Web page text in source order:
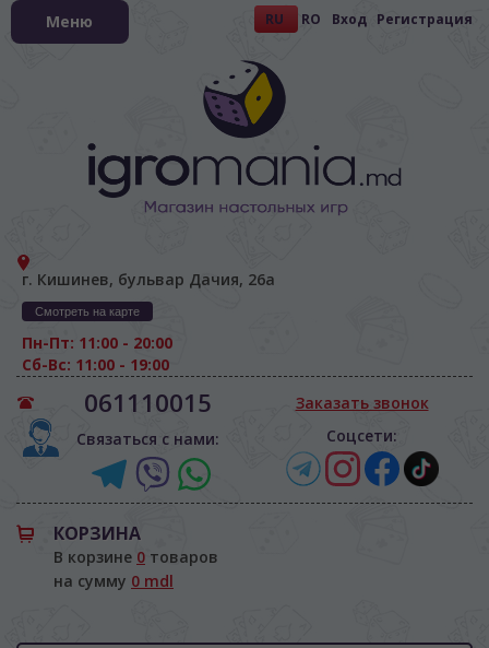
RU RO Вход Регистрация
г. Кишинев, бульвар Дачия, 26а
Смотреть на карте
Пн-Пт: 11:00 - 20:00
Сб-Вс: 11:00 - 19:00
061110015
Связаться с нами:
Заказать звонок
Соцсети:
КОРЗИНА
В корзине 0 товаров
на сумму 0 mdl
Меню